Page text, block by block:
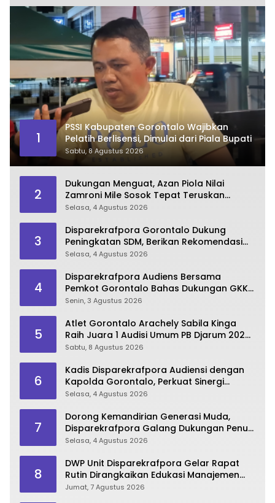
1
PSSI Kabupaten Gorontalo Wajibkan
Pelatih Berlisensi, Dimulai dari Piala Bupati
Sabtu, 8 Agustus 2026
2
Dukungan Menguat, Azan Piola Nilai
Zamroni Mile Sosok Tepat Teruskan
Pembangunan Bone Bolango
Selasa, 4 Agustus 2026
3
Disparekrafpora Gorontalo Dukung
Peningkatan SDM, Berikan Rekomendasi
Studi S3 bagi Pegawai
Selasa, 4 Agustus 2026
4
Disparekrafpora Audiens Bersama
Pemkot Gorontalo Bahas Dukungan GKK
2026
Senin, 3 Agustus 2026
5
Atlet Gorontalo Arachely Sabila Kinga
Raih Juara 1 Audisi Umum PB Djarum 2026
di Makassar
Sabtu, 8 Agustus 2026
6
Kadis Disparekrafpora Audiensi dengan
Kapolda Gorontalo, Perkuat Sinergi
Sukseskan Gorontalo Karnaval Karawo
Selasa, 4 Agustus 2026
7
Dorong Kemandirian Generasi Muda,
Disparekrafpora Galang Dukungan Penuh
Para Aleg Deprov
Selasa, 4 Agustus 2026
8
DWP Unit Disparekrafpora Gelar Rapat
Rutin Dirangkaikan Edukasi Manajemen
Stres
Jumat, 7 Agustus 2026